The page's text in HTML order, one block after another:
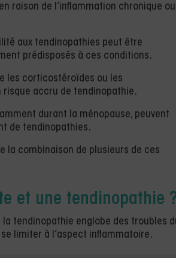
raison de l’inflammation chronique
aux tendinopathies peut être
prédisposés à ces conditions.
les corticostéroïdes ou les
risque accru de tendinopathie.
durant la ménopause, peuvent
de tendinopathies.
la combinaison de plusieurs de ces
et une tendinopathie
tendinopathie englobe des troubles
limiter à l’aspect inflammatoire.